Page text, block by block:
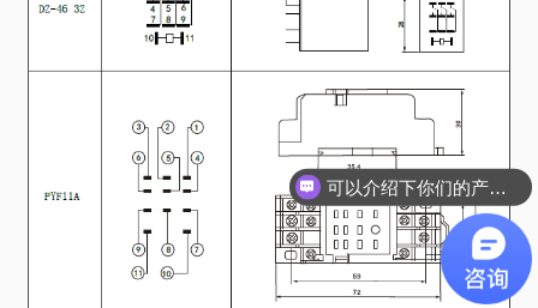
可以介绍下你们的产品么？